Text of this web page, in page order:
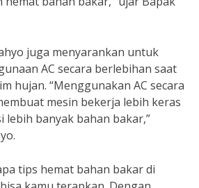
juga menyarankan untuk
AC secara berlebihan saat
hujan. “Menggunakan AC secara
mesin bekerja lebih keras
lebih banyak bahan bakar,”
tips hemat bahan bakar di